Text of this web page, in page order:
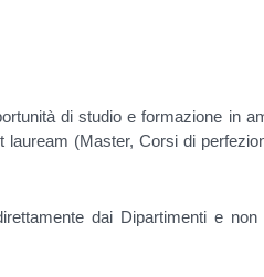
di studio e formazione in
(Master, Corsi di
dai Dipartimenti e non